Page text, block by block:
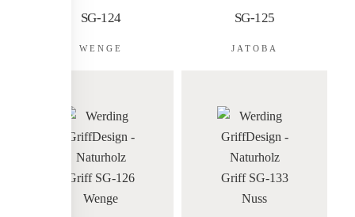
SG-124
WENGE
SG-125
JATOBA